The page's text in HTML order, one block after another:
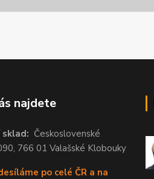
najdete
sklad: Československé
766 01 Valašské Klobouky
po celé ČR a na